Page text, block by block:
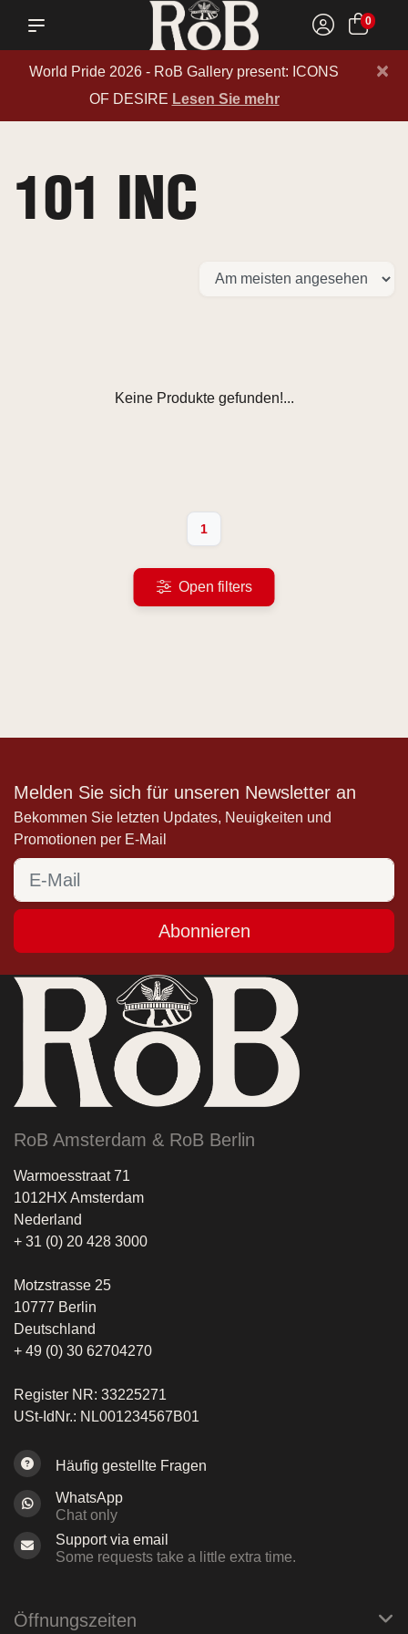
0
World Pride 2026 - RoB Gallery present: ICONS
OF DESIRE Lesen Sie mehr
×
101 INC
Keine Produkte gefunden!...
1
Open filters
Melden Sie sich für unseren Newsletter an
Bekommen Sie letzten Updates, Neuigkeiten und
Promotionen per E-Mail
Abonnieren
RoB Amsterdam & RoB Berlin
Warmoesstraat 71
1012HX Amsterdam
Nederland
+ 31 (0) 20 428 3000
Motzstrasse 25
10777 Berlin
Deutschland
+ 49 (0) 30 62704270
Register NR: 33225271
USt-IdNr.: NL001234567B01
Häufig gestellte Fragen
WhatsApp
Chat only
Support via email
Some requests take a little extra time.
Öffnungszeiten